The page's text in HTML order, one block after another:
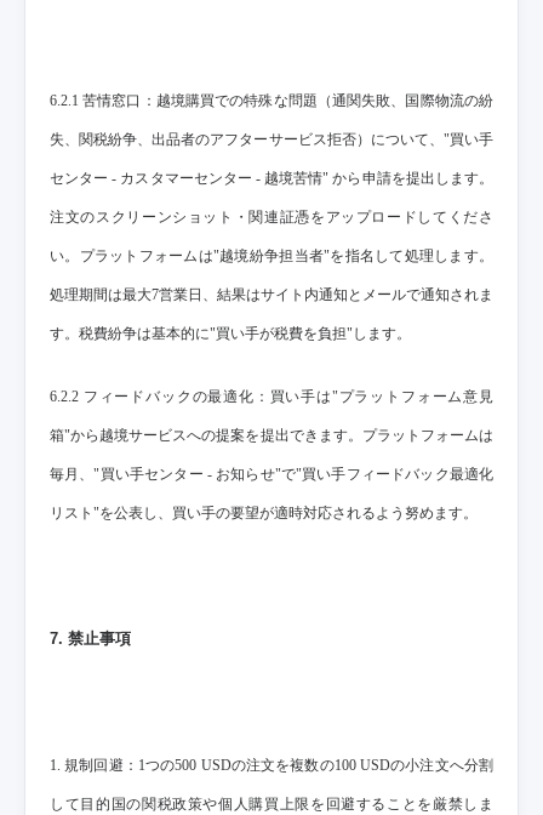
6.2.1 苦情窓口：越境購買での特殊な問題（通関失敗、国際物流の紛
失、関税紛争、出品者のアフターサービス拒否）について、"買い手
センター - カスタマーセンター - 越境苦情" から申請を提出します。
注文のスクリーンショット・関連証憑をアップロードしてくださ
い。プラットフォームは"越境紛争担当者"を指名して処理します。
処理期間は最大7営業日、結果はサイト内通知とメールで通知されま
す。税費紛争は基本的に"買い手が税費を負担"します。
6.2.2 フィードバックの最適化：買い手は"プラットフォーム意見
箱"から越境サービスへの提案を提出できます。プラットフォームは
毎月、"買い手センター - お知らせ"で"買い手フィードバック最適化
リスト"を公表し、買い手の要望が適時対応されるよう努めます。
7. 禁止事項
1. 規制回避：1つの500 USDの注文を複数の100 USDの小注文へ分割
して目的国の関税政策や個人購買上限を回避することを厳禁しま